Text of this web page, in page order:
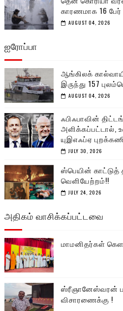
காரணமாக 16 பேர்
AUGUST 04, 2026
ஐரோப்பா
ஆங்கிலக்
இருந்து 157
AUGUST 04, 2026
ஃபிஃபாவின்
யுஇஎஃப்ஏ
JULY 30, 2026
ஸ்பெயின் காட்டுத்
வெளியேற்றம்!!
JULY 24, 2026
அதிகம் வாசிக்கப்பட்டவை
மாமனிதர்கள்
ஸ்ரீஞானேஸ்வரன்
விசாரணைக்கு !